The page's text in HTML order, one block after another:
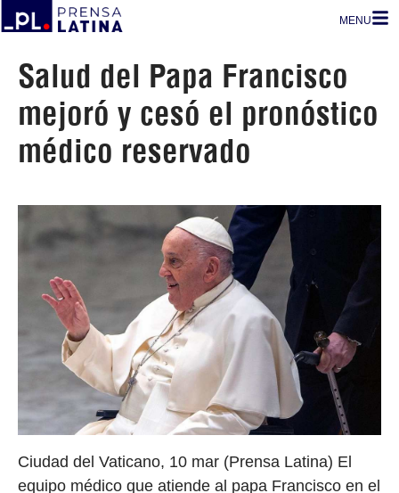
MENU
Salud del Papa Francisco
mejoró y cesó el pronóstico
médico reservado
Ciudad del Vaticano, 10 mar (Prensa Latina) El
equipo médico que atiende al papa Francisco en el